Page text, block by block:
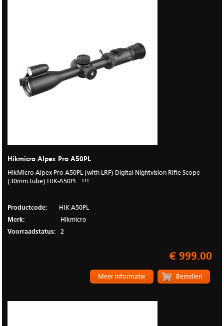
Hikmicro Alpex Pro A50PL
HikMicro Alpex Pro A50PL (with LRF) Digital Nightvision Rifle Scope
(30mm tube) HIK-A50PL !!!
Productcode:
HIK-A50PL
Merk:
Hikmicro
Voorraadstatus:
2
€ 999.00
Meer informatie